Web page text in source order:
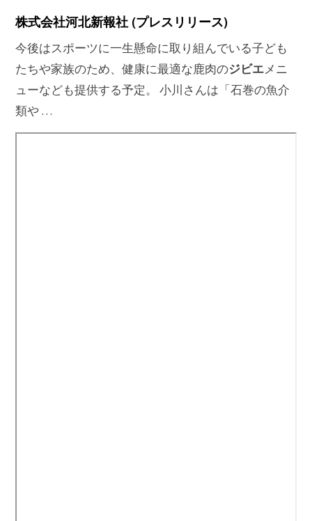
株式会社河北新報社 (プレスリリース)
今後はスポーツに一生懸命に取り組んでいる子ども
たちや家族のため、健康に最適な鹿肉のジビエメニ
ューなども提供する予定。 小川さんは「石巻の魚介
類や …